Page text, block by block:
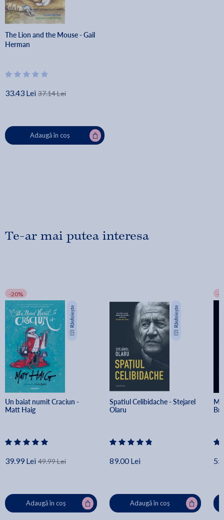
The Lion and the Mouse - Gail
Herman
33.43 Lei 37.14 Lei
Adaugă în coș
Te-ar mai putea interesa
-20%
Un baiat numit Craciun -
Matt Haig
39.99 Lei 49.99 Lei
Adaugă în coș
Spatiul Celibidache - Stejarel
Olaru
89.00 Lei
Adaugă în coș
-